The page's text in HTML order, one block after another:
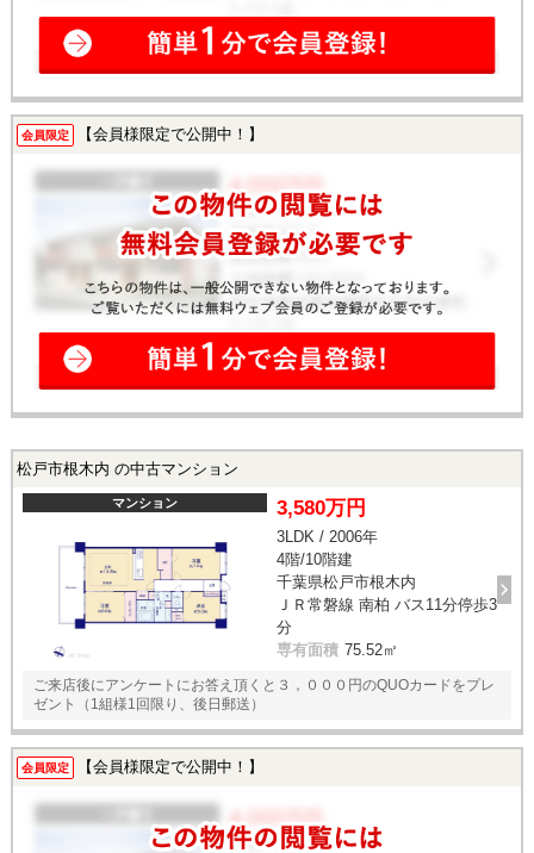
会員限定 【会員様限定で公開中！】
松戸市根木内 の中古マンション
マンション 3,580万円
3LDK / 2006年
4階/10階建
千葉県松戸市根木内
ＪＲ常磐線 南柏 バス11分停歩3
分
専有面積 75.52㎡
ご来店後にアンケートにお答え頂くと３，０００円のQUOカードをプレ
ゼント（1組様1回限り、後日郵送）
会員限定 【会員様限定で公開中！】